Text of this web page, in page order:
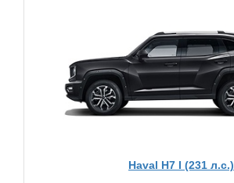
Haval H7 I (231 л.с.)